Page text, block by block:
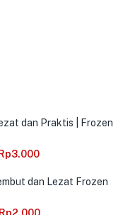
dan Praktis | Frozen
3.000
dan Lezat Frozen
Rp2.000